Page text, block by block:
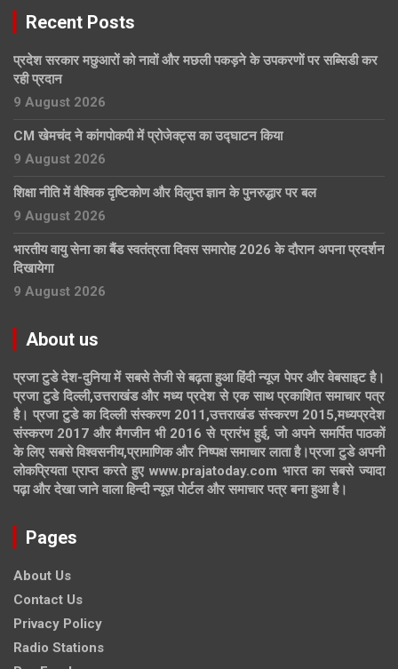
Recent Posts
प्रदेश सरकार मछुआरों को नावों और मछली पकड़ने के उपकरणों पर सब्सिडी कर
रही प्रदान
9 August 2026
CM खेमचंद ने कांगपोकपी में प्रोजेक्ट्स का उद्घाटन किया
9 August 2026
शिक्षा नीति में वैश्विक दृष्टिकोण और विलुप्त ज्ञान के पुनरुद्धार पर बल
9 August 2026
भारतीय वायु सेना का बैंड स्वतंत्रता दिवस समारोह 2026 के दौरान अपना प्रदर्शन
दिखायेगा
9 August 2026
About us
प्रजा टुडे देश-दुनिया में सबसे तेजी से बढ़ता हुआ हिंदी न्यूज पेपर और वेबसाइट है।
प्रजा टुडे दिल्ली,उत्तराखंड और मध्य प्रदेश से एक साथ प्रकाशित समाचार पत्र
है। प्रजा टुडे का दिल्ली संस्करण 2011,उत्तराखंड संस्करण 2015,मध्यप्रदेश
संस्करण 2017 और मैगजीन भी 2016 से प्रारंभ हुई, जो अपने समर्पित पाठकों
के लिए सबसे विश्वसनीय,प्रामाणिक और निष्पक्ष समाचार लाता है।प्रजा टुडे अपनी
लोकप्रियता प्राप्त करते हुए www.prajatoday.com भारत का सबसे ज्यादा
पढ़ा और देखा जाने वाला हिन्दी न्यूज़ पोर्टल और समाचार पत्र बना हुआ है।
Pages
About Us
Contact Us
Privacy Policy
Radio Stations